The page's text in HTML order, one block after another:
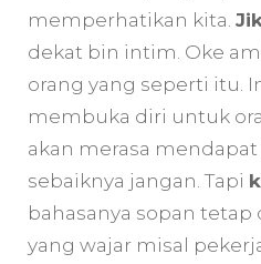
memperhatikan kita.
dekat bin intim. Oke
orang yang seperti itu.
membuka diri untuk
akan merasa
sebaiknya jangan. Tapi
bahasanya sopan
yang wajar misal